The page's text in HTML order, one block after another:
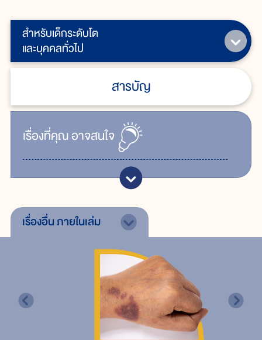
สำหรับเด็กระดับโต
และบุคคลทั่วไป
สารบัญ
เรื่ิองที่คุณอาจสนใจ
เรื่องอื่นภายในเล่ม